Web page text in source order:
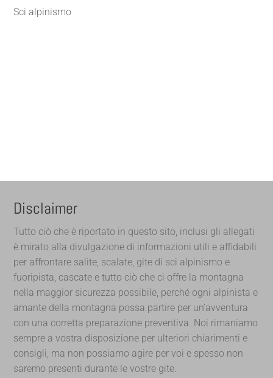
Sci alpinismo
Disclaimer
Tutto ciò che è riportato in questo sito, inclusi gli allegati
è mirato alla divulgazione di informazioni utili e affidabili
per affrontare salite, scalate, gite di sci alpinismo e
fuoripista, cascate e tutto ciò che ci offre la montagna
nella maggior sicurezza possibile, perché ogni alpinista e
amante della montagna possa partire per un’avventura
con una corretta preparazione preventiva. Noi rimaniamo
sempre a vostra disposizione per ulteriori chiarimenti e
consigli, ma non possiamo agire per voi e spesso non
saremo presenti durante le vostre gite.